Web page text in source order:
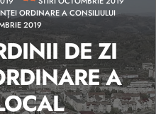
ORDINARE A CONSILIULUI
2019
DE ZI
A